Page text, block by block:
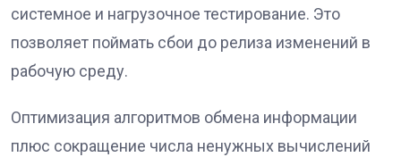
системное и нагрузочное тестирование. Это
позволяет поймать сбои до релиза изменений в
рабочую среду.
Оптимизация алгоритмов обмена информации
плюс сокращение числа ненужных вычислений